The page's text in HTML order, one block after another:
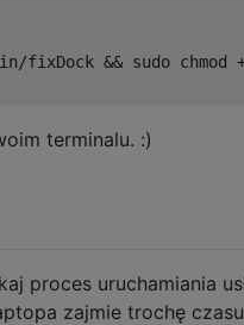
&& sudo chmod
terminalu. :)
proces uruchamiania
zajmie trochę